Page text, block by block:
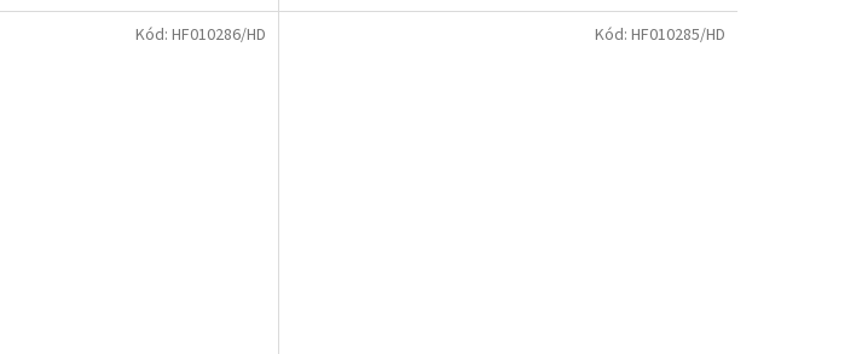
Kód: HF010286/HD Kód: HF010285/HD